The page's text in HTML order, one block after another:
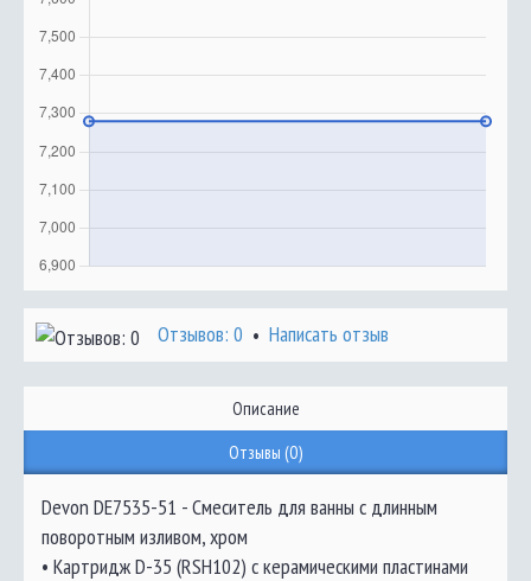
Отзывов: 0 • Написать отзыв
Описание
Отзывы (0)
Devon DE7535-51 - Смеситель для ванны с длинным
поворотным изливом, хром
• Картридж D-35 (RSH102) с керамическими пластинами